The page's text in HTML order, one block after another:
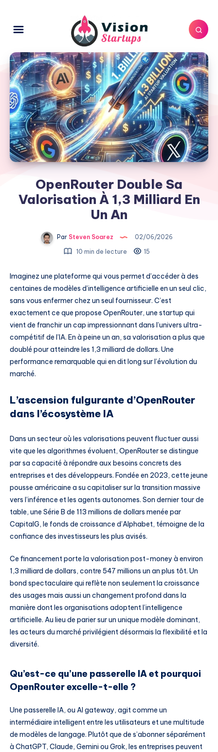
OpenRouter Double Sa
Valorisation À 1,3 Milliard En
Un An
ParSteven Soarez
02/06/2026
10 min de lecture
15
Imaginez une plateforme qui vous permet d’accéder à des
centaines de modèles d’intelligence artificielle en un seul clic,
sans vous enfermer chez un seul fournisseur. C’est
exactement ce que propose OpenRouter, une startup qui
vient de franchir un cap impressionnant dans l’univers ultra-
compétitif de l’IA. En à peine un an, sa valorisation a plus que
doublé pour atteindre les 1,3 milliard de dollars. Une
performance remarquable qui en dit long sur l’évolution du
marché.
L’ascension fulgurante d’OpenRouter
dans l’écosystème IA
Dans un secteur où les valorisations peuvent fluctuer aussi
vite que les algorithmes évoluent, OpenRouter se distingue
par sa capacité à répondre aux besoins concrets des
entreprises et des développeurs. Fondée en 2023, cette jeune
pousse américaine a su capitaliser sur la transition massive
vers l’inférence et les agents autonomes. Son dernier tour de
table, une Série B de 113 millions de dollars menée par
CapitalG, le fonds de croissance d’Alphabet, témoigne de la
confiance des investisseurs les plus avisés.
Ce financement porte la valorisation post-money à environ
1,3 milliard de dollars, contre 547 millions un an plus tôt. Un
bond spectaculaire qui reflète non seulement la croissance
des usages mais aussi un changement profond dans la
manière dont les organisations adoptent l’intelligence
artificielle. Au lieu de parier sur un unique modèle dominant,
les acteurs du marché privilégient désormais la flexibilité et la
diversité.
Qu’est-ce qu’une passerelle IA et pourquoi
OpenRouter excelle-t-elle ?
Une passerelle IA, ou AI gateway, agit comme un
intermédiaire intelligent entre les utilisateurs et une multitude
de modèles de langage. Plutôt que de s’abonner séparément
à ChatGPT, Claude, Gemini ou Grok, les entreprises peuvent